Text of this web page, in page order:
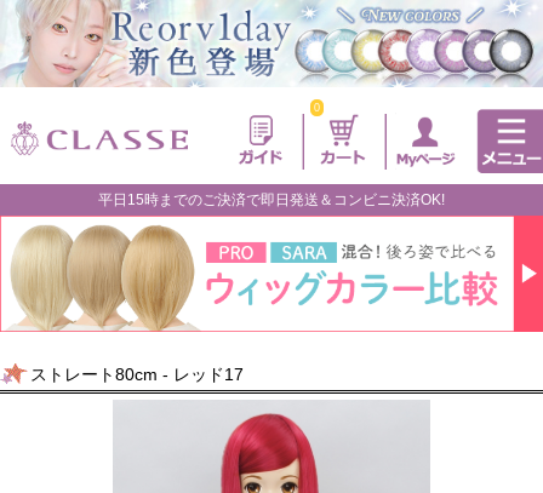
0
平日15時までのご決済で即日発送＆コンビニ決済OK!
ストレート80cm - レッド17